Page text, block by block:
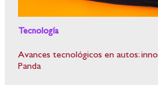
Tecnología
Avances tecnológicos en autos:
Panda